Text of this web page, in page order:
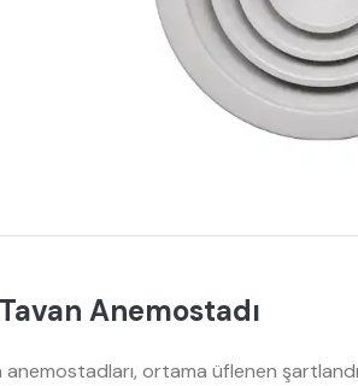
Anemostadı
ortama üflenen